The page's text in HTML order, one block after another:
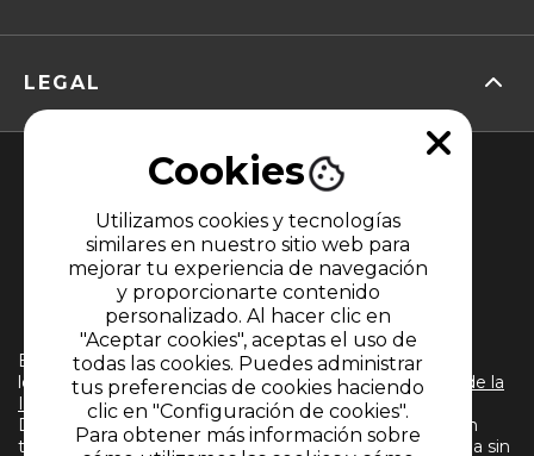
LEGAL
MIEMBRO DE
El uso de este sitio web implica la aceptación de
los
Términos y condicionesy Políticas de Tratamiento de la
Información de CARACOL TELEVISIÓN S.A. Todos los
Derechos Reservados D.R.A. Prohibida su reproducción
total o parcial, así como su traducción a cualquier idioma sin
Cookies
Utilizamos cookies y tecnologías
similares en nuestro sitio web para
mejorar tu experiencia de navegación
y proporcionarte contenido
personalizado. Al hacer clic en
"Aceptar cookies", aceptas el uso de
todas las cookies. Puedes administrar
tus preferencias de cookies haciendo
clic en "Configuración de cookies".
Para obtener más información sobre